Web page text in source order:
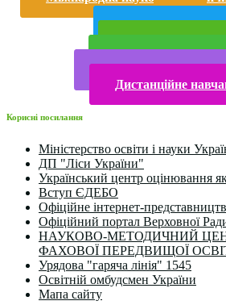
Дистанційне
Корисні посилання
Міністерство освіти і науки
ДП "Ліси України"
Український центр оцінювання
Вступ ЄДЕБО
Офіційне інтернет-
Офіційний портал Верховної
НАУКОВО-МЕТОДИЧНИЙ
ФАХОВОЇ ПЕРЕДВИЩОЇ
Урядова "гаряча лінія" 1545
Освітній омбудсмен України
Мапа сайту